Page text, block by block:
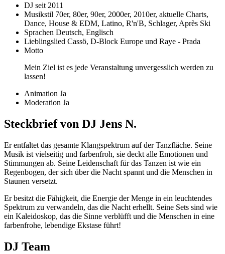
DJ seit 2011
Musikstil 70er, 80er, 90er, 2000er, 2010er, aktuelle Charts,
Dance, House & EDM, Latino, R'n'B, Schlager, Après Ski
Sprachen Deutsch, Englisch
Lieblingslied Cassö, D-Block Europe und Raye - Prada
Motto
Mein Ziel ist es jede Veranstaltung unvergesslich werden zu
lassen!
Animation Ja
Moderation Ja
Steckbrief von DJ Jens N.
Er entfaltet das gesamte Klangspektrum auf der Tanzfläche. Seine
Musik ist vielseitig und farbenfroh, sie deckt alle Emotionen und
Stimmungen ab. Seine Leidenschaft für das Tanzen ist wie ein
Regenbogen, der sich über die Nacht spannt und die Menschen in
Staunen versetzt.
Er besitzt die Fähigkeit, die Energie der Menge in ein leuchtendes
Spektrum zu verwandeln, das die Nacht erhellt. Seine Sets sind wie
ein Kaleidoskop, das die Sinne verblüfft und die Menschen in eine
farbenfrohe, lebendige Ekstase führt!
DJ Team